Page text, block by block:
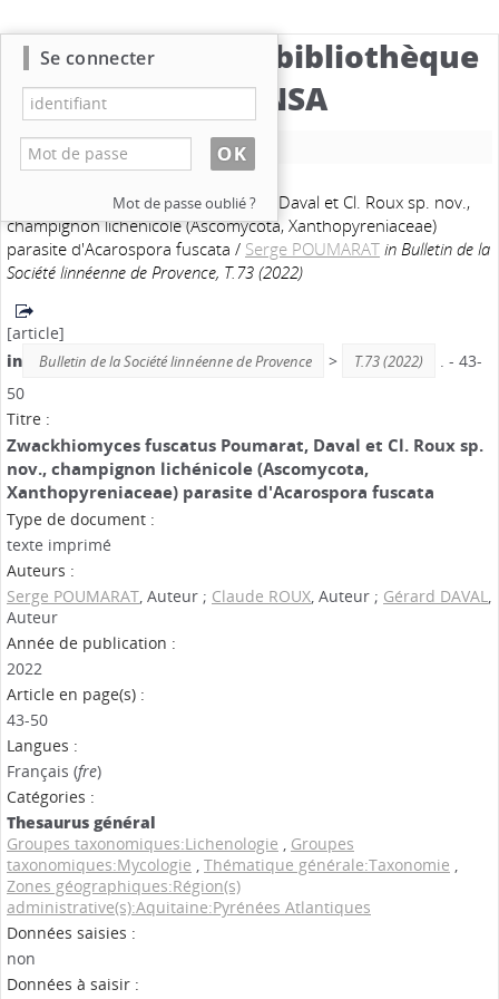
Catalogue de la bibliothèque
du CBNSA
Nouvelle recherche
Zwackhiomyces fuscatus Poumarat, Daval et Cl. Roux sp. nov.,
champignon lichénicole (Ascomycota, Xanthopyreniaceae)
parasite d'Acarospora fuscata / Serge POUMARATin Bulletin de la
Société linnéenne de Provence, T.73 (2022)
[article]
in
Bulletin de la Société linnéenne de Provence > T.73 (2022)
. - 43-
50
Titre :
Zwackhiomyces fuscatus Poumarat, Daval et Cl. Roux sp.
nov., champignon lichénicole (Ascomycota,
Xanthopyreniaceae) parasite d'Acarospora fuscata
Type de document :
texte imprimé
Auteurs :
Serge POUMARAT, Auteur ; Claude ROUX, Auteur ; Gérard DAVAL,
Auteur
Année de publication :
2022
Article en page(s) :
43-50
Langues :
Français (fre)
Catégories :
Thesaurus général
Groupes taxonomiques:Lichenologie , Groupes
taxonomiques:Mycologie , Thématique générale:Taxonomie ,
Zones géographiques:Région(s)
administrative(s):Aquitaine:Pyrénées Atlantiques
Données saisies :
non
Données à saisir :
Se connecter
Mot de passe oublié ?